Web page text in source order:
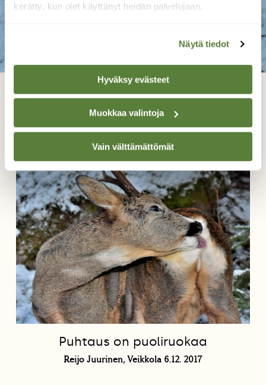
kerätty, kun olet käyttänyt heidän palvelujaan.
Näytä tiedot
Hyväksy evästeet
Muokkaa valintoja
Vain välttämättömät
Kannattaa tehdä ruokakätköjä
Reijo Juurinen, Veikkola 6.12. 2017
Puhtaus on puoliruokaa
Reijo Juurinen, Veikkola 6.12. 2017